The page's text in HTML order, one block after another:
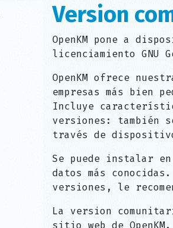
Version
OpenKM pone a
licenciamiento GNU
OpenKM ofrece
empresas más bien
Incluye
versiones: también
través de
Se puede instalar
datos más
versiones, le
La version
sitio web de OpenKM.